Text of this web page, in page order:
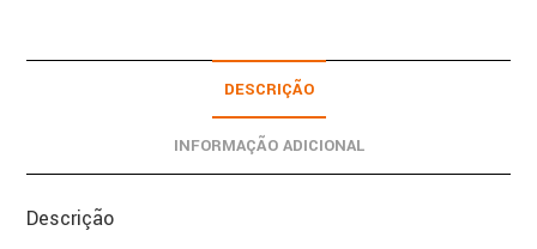
DESCRIÇÃO
INFORMAÇÃO ADICIONAL
Descrição